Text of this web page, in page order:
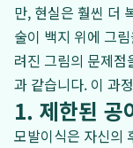
만, 현실은 훨씬 더
술이 백지 위에 그
려진 그림의 문제점
과 같습니다. 이 과
1. 제한된 공
모발이식은 자신의